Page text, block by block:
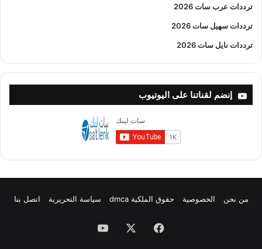
ترددات عرب سات 2026
ترددات سهيل سات 2026
ترددات نايل سات 2026
إنضم لقناتنا على اليوتيوب
من نحن الخصوصية حقوق الملكية dmca سياسة التحريرية اتصل بنا
فيسبوك